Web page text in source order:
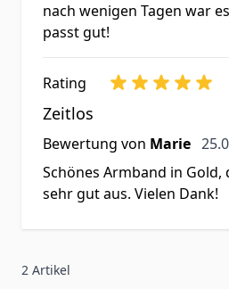
nach wenigen Tagen war
passt gut!
Rating
Zeitlos
Bewertung von Marie 25.
Schönes Armband in Gold,
sehr gut aus. Vielen Dank!
2 Artikel